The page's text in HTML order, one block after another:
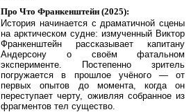
Про Что Франкенштейн (2025):
История начинается с драматичной сцены
на арктическом судне: измученный Виктор
Франкенштейн рассказывает капитану
Андерсону о своём фатальном
эксперименте. Постепенно зритель
погружается в прошлое учёного — от
первых опытов до момента, когда он
переступает черту, оживляя собранное из
фрагментов тел существо.